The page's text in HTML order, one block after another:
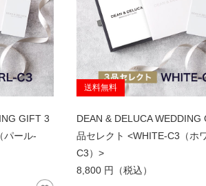
GIFT 3
パール-
送料無料
DEAN & DELUCA WEDDING
品セレクト <WHITE-C3（ホ
C3）>
8,800 円（税込）